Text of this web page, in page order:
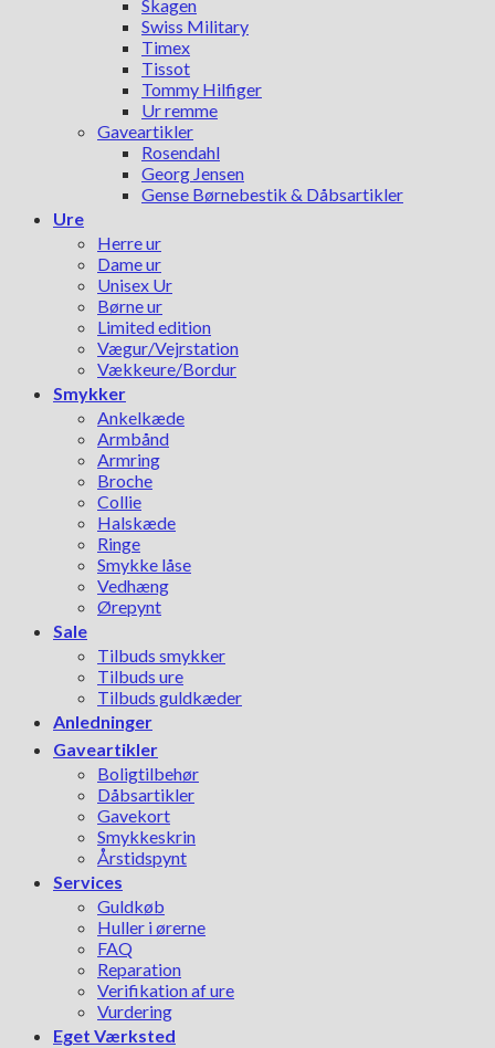
Skagen
Swiss Military
Timex
Tissot
Tommy Hilfiger
Ur remme
Gaveartikler
Rosendahl
Georg Jensen
Gense Børnebestik & Dåbsartikler
Ure
Herre ur
Dame ur
Unisex Ur
Børne ur
Limited edition
Vægur/Vejrstation
Vækkeure/Bordur
Smykker
Ankelkæde
Armbånd
Armring
Broche
Collie
Halskæde
Ringe
Smykke låse
Vedhæng
Ørepynt
Sale
Tilbuds smykker
Tilbuds ure
Tilbuds guldkæder
Anledninger
Gaveartikler
Boligtilbehør
Dåbsartikler
Gavekort
Smykkeskrin
Årstidspynt
Services
Guldkøb
Huller i ørerne
FAQ
Reparation
Verifikation af ure
Vurdering
Eget Værksted